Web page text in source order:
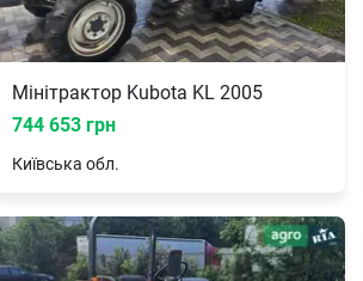
Мінітрактор Kubota KL 2005
744 653 грн
Київська обл.